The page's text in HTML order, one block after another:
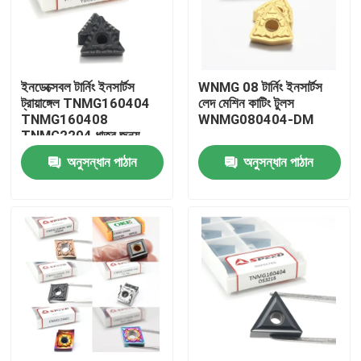
আমাদের সম্পর্কে
কারখানা ভ্রমণ
মান নিয়ন্ত্রণ
সব ক্ষেত্রেই
কার্বাইড মিলিং সন্নিবেশ
ইনডেক্সেবল টার্নিং ইনসার্টস
ট্রায়াঙ্গেল TNMG160404
TNMG160408
TNMG2204 ধাতুর জন্য
কার্বাইড টুল
অনুসন্ধান পাঠান
WNMG 08 টার্নিং ইনসার্টস
লেদ মেশিন কাটিং টুলস
WNMG080404-DM
অনুসন্ধান পাঠান